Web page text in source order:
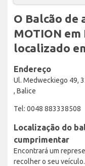
O Balcão de
MOTION
localizado
Endereço
Ul. Medweckiego 49,
, Balice
Tel: 0048 883338508
Localização do
cumprimentar
Encontrará um
recolher o seu veículo.